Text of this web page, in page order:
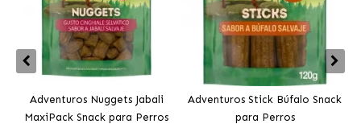
Adventuros Nuggets Jabali
MaxiPack Snack para Perros
Adventuros Stick Búfalo Snack
para Perros